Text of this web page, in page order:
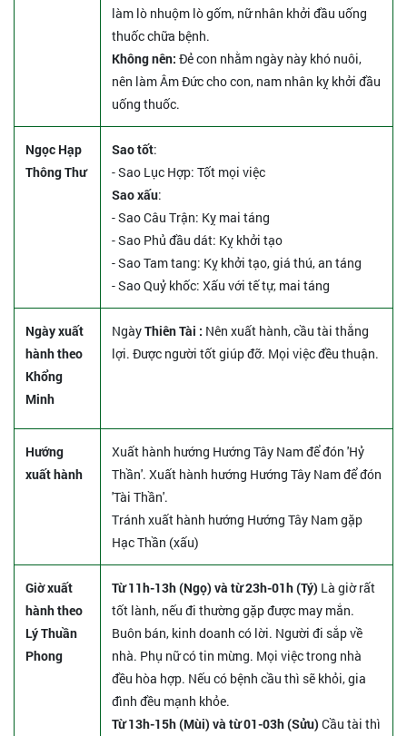
làm lò nhuộm lò gốm, nữ nhân khởi đầu uống
thuốc chữa bệnh.
Không nên: Đẻ con nhằm ngày này khó nuôi,
nên làm Âm Đức cho con, nam nhân kỵ khởi đầu
uống thuốc.
Ngọc Hạp
Thông Thư
Sao tốt:
- Sao Lục Hợp: Tốt mọi việc
Sao xấu:
- Sao Câu Trận: Kỵ mai táng
- Sao Phủ đầu dát: Kỵ khởi tạo
- Sao Tam tang: Kỵ khởi tạo, giá thú, an táng
- Sao Quỷ khốc: Xấu với tế tự, mai táng
Ngày xuất
hành theo
Khổng
Minh
NgàyThiên Tài : Nên xuất hành, cầu tài thắng
lợi. Được người tốt giúp đỡ. Mọi việc đều thuận.
Hướng
xuất hành
Xuất hành hướng Hướng Tây Nam để đón 'Hỷ
Thần'. Xuất hành hướng Hướng Tây Nam để đón
'Tài Thần'.
Tránh xuất hành hướng Hướng Tây Nam gặp
Hạc Thần (xấu)
Giờ xuất
hành theo
Lý Thuần
Phong
Từ 11h-13h (Ngọ) và từ 23h-01h (Tý) Là giờ rất
tốt lành, nếu đi thường gặp được may mắn.
Buôn bán, kinh doanh có lời. Người đi sắp về
nhà. Phụ nữ có tin mừng. Mọi việc trong nhà
đều hòa hợp. Nếu có bệnh cầu thì sẽ khỏi, gia
đình đều mạnh khỏe.
Từ 13h-15h (Mùi) và từ 01-03h (Sửu) Cầu tài thì